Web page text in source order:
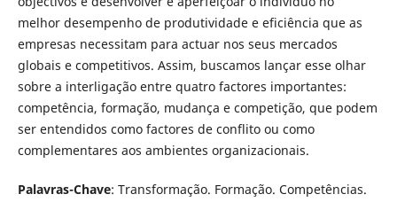
melhor desempenho de produtividade e eficiência que as
empresas necessitam para actuar nos seus mercados
globais e competitivos. Assim, buscamos lançar esse olhar
sobre a interligação entre quatro factores importantes:
competência, formação, mudança e competição, que podem
ser entendidos como factores de conflito ou como
complementares aos ambientes organizacionais.
Palavras-Chave: Transformação. Formação. Competências.